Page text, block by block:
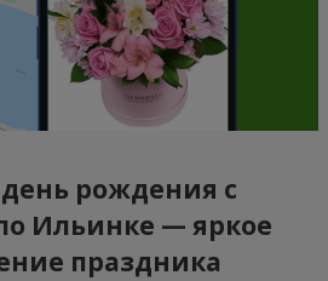
день рождения с
Ильинке — яркое
праздника